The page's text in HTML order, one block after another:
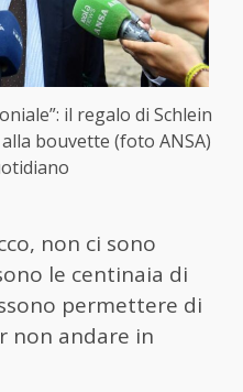
il regalo di Schlein
bouvette (foto ANSA)
non ci sono
le centinaia di
permettere di
non andare in